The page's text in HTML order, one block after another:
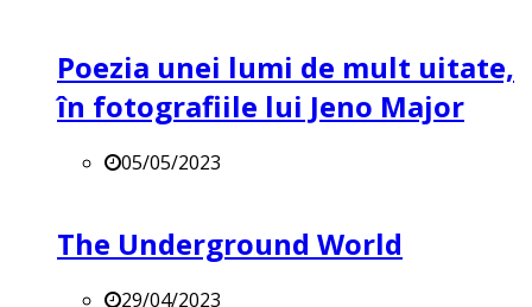
Poezia unei lumi de mult uitate,
în fotografiile lui Jeno Major
05/05/2023
The Underground World
29/04/2023